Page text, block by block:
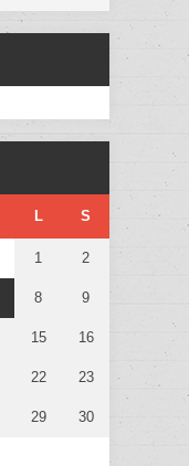
L S
1 2
8 9
15 16
22 23
29 30